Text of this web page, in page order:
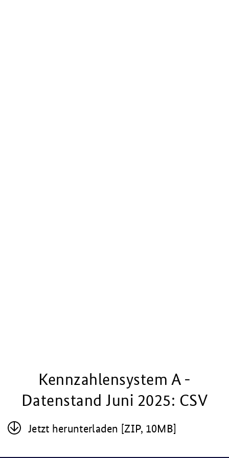
Kennzahlensystem A -
Datenstand Juni 2025: CSV
Jetzt her­un­ter­la­den [ZIP, 10MB]